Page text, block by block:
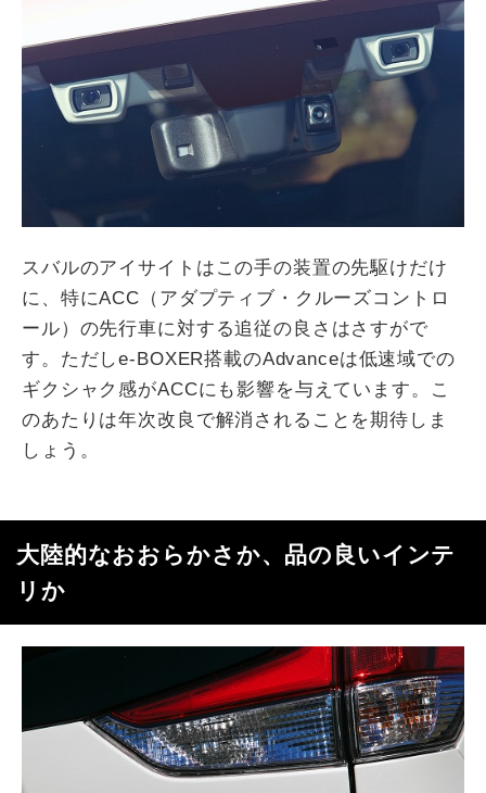
スバルのアイサイトはこの手の装置の先駆けだけ
に、特にACC（アダプティブ・クルーズコントロ
ール）の先行車に対する追従の良さはさすがで
す。ただしe-BOXER搭載のAdvanceは低速域での
ギクシャク感がACCにも影響を与えています。こ
のあたりは年次改良で解消されることを期待しま
しょう。
大陸的なおおらかさか、品の良いインテ
リか